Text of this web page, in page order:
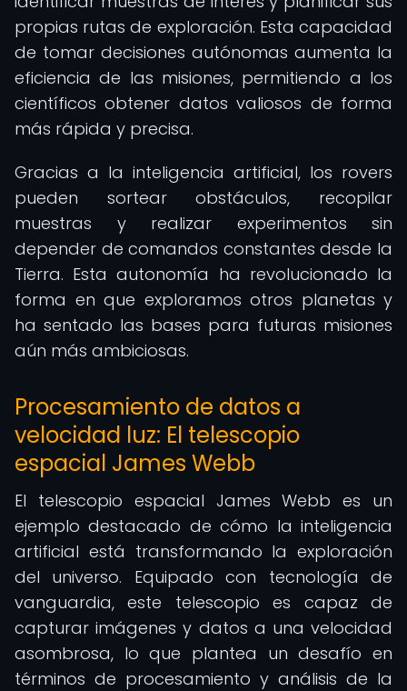
propias rutas de exploración. Esta capacidad
de tomar decisiones autónomas aumenta la
eficiencia de las misiones, permitiendo a los
científicos obtener datos valiosos de forma
más rápida y precisa.
Gracias a la inteligencia artificial, los rovers
pueden sortear obstáculos, recopilar
muestras y realizar experimentos sin
depender de comandos constantes desde la
Tierra. Esta autonomía ha revolucionado la
forma en que exploramos otros planetas y
ha sentado las bases para futuras misiones
aún más ambiciosas.
Procesamiento de datos a
velocidad luz: El telescopio
espacial James Webb
El telescopio espacial James Webb es un
ejemplo destacado de cómo la inteligencia
artificial está transformando la exploración
del universo. Equipado con tecnología de
vanguardia, este telescopio es capaz de
capturar imágenes y datos a una velocidad
asombrosa, lo que plantea un desafío en
términos de procesamiento y análisis de la